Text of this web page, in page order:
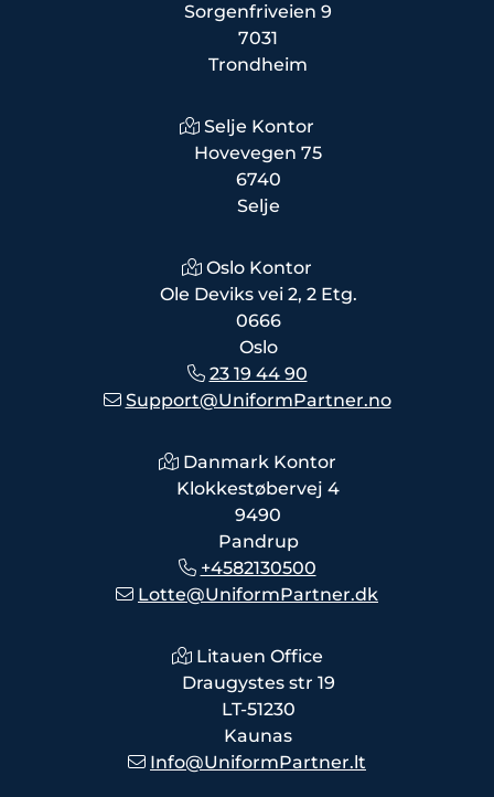
Sorgenfriveien 9
7031
Trondheim
Selje Kontor
Hovevegen 75
6740
Selje
Oslo Kontor
Ole Deviks vei 2, 2 Etg.
0666
Oslo
23 19 44 90
Support@UniformPartner.no
Danmark Kontor
Klokkestøbervej 4
9490
Pandrup
+4582130500
Lotte@UniformPartner.dk
Litauen Office
Draugystes str 19
LT-51230
Kaunas
Info@UniformPartner.lt